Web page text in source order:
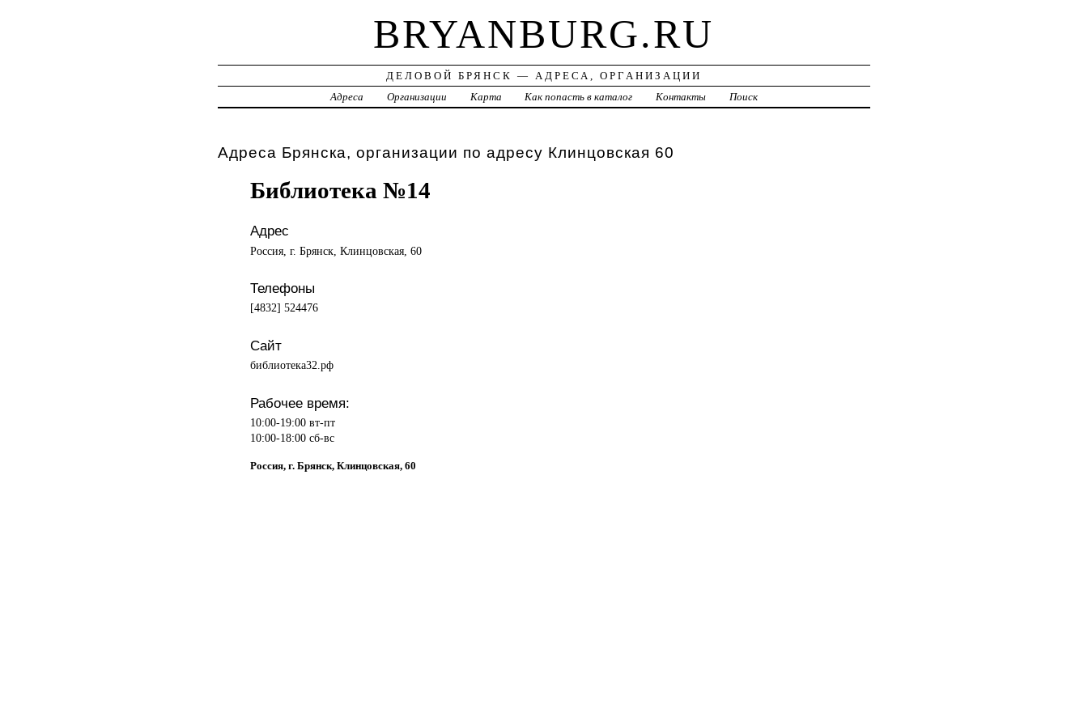
BRYANBURG.RU
ДЕЛОВОЙ БРЯНСК — АДРЕСА, ОРГАНИЗАЦИИ
Адреса
Организации Карта Как попасть в каталог Контакты Поиск
Адреса Брянска, организации по адресу Клинцовская 60
Библиотека №14
Адрес
Россия, г. Брянск, Клинцовская, 60
Телефоны
[4832] 524476
Сайт
библиотека32.рф
Рабочее время:
10:00-19:00 вт-пт
10:00-18:00 сб-вс
Россия, г. Брянск, Клинцовская, 60